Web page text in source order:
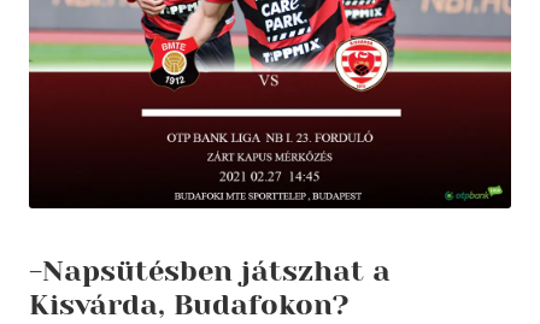
-Napsütésben játszhat a
Kisvárda, Budafokon?